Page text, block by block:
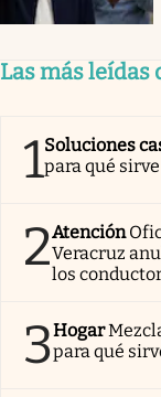
Las más leídas
1Soluciones
para qué
2Atención
Veracruz
los
3Hogar
para qué